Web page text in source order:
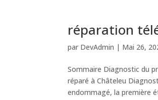
réparation
par DevAdmin | Mai 26,
Sommaire Diagnostic du
réparé à Châteleu
endommagé, la première